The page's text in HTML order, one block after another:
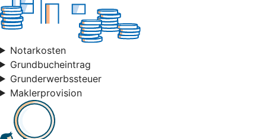
Notarkosten
Grundbucheintrag
Grunderwerbssteuer
Maklerprovision